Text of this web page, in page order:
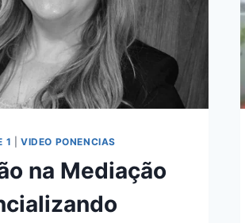
1 |VIDEO PONENCIAS
na Mediação